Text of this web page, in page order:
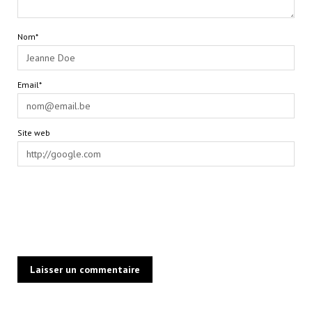
Nom*
Email*
Site web